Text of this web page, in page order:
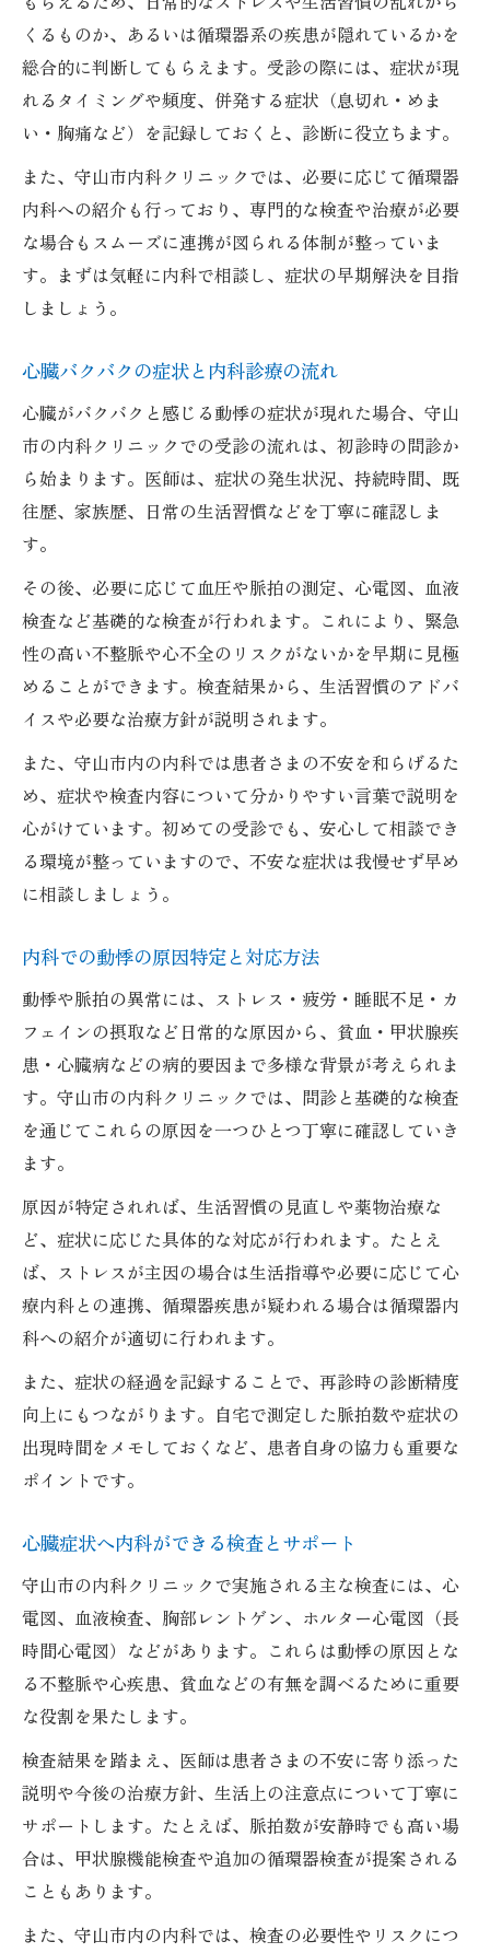
くるものか、あるいは循環器系の疾患が隠れているかを
総合的に判断してもらえます。受診の際には、症状が現
れるタイミングや頻度、併発する症状（息切れ・めま
い・胸痛など）を記録しておくと、診断に役立ちます。
また、守山市内科クリニックでは、必要に応じて循環器
内科への紹介も行っており、専門的な検査や治療が必要
な場合もスムーズに連携が図られる体制が整っていま
す。まずは気軽に内科で相談し、症状の早期解決を目指
しましょう。
心臓バクバクの症状と内科診療の流れ
心臓がバクバクと感じる動悸の症状が現れた場合、守山
市の内科クリニックでの受診の流れは、初診時の問診か
ら始まります。医師は、症状の発生状況、持続時間、既
往歴、家族歴、日常の生活習慣などを丁寧に確認しま
す。
その後、必要に応じて血圧や脈拍の測定、心電図、血液
検査など基礎的な検査が行われます。これにより、緊急
性の高い不整脈や心不全のリスクがないかを早期に見極
めることができます。検査結果から、生活習慣のアドバ
イスや必要な治療方針が説明されます。
また、守山市内の内科では患者さまの不安を和らげるた
め、症状や検査内容について分かりやすい言葉で説明を
心がけています。初めての受診でも、安心して相談でき
る環境が整っていますので、不安な症状は我慢せず早め
に相談しましょう。
内科での動悸の原因特定と対応方法
動悸や脈拍の異常には、ストレス・疲労・睡眠不足・カ
フェインの摂取など日常的な原因から、貧血・甲状腺疾
患・心臓病などの病的要因まで多様な背景が考えられま
す。守山市の内科クリニックでは、問診と基礎的な検査
を通じてこれらの原因を一つひとつ丁寧に確認していき
ます。
原因が特定されれば、生活習慣の見直しや薬物治療な
ど、症状に応じた具体的な対応が行われます。たとえ
ば、ストレスが主因の場合は生活指導や必要に応じて心
療内科との連携、循環器疾患が疑われる場合は循環器内
科への紹介が適切に行われます。
また、症状の経過を記録することで、再診時の診断精度
向上にもつながります。自宅で測定した脈拍数や症状の
出現時間をメモしておくなど、患者自身の協力も重要な
ポイントです。
心臓症状へ内科ができる検査とサポート
守山市の内科クリニックで実施される主な検査には、心
電図、血液検査、胸部レントゲン、ホルター心電図（長
時間心電図）などがあります。これらは動悸の原因とな
る不整脈や心疾患、貧血などの有無を調べるために重要
な役割を果たします。
検査結果を踏まえ、医師は患者さまの不安に寄り添った
説明や今後の治療方針、生活上の注意点について丁寧に
サポートします。たとえば、脈拍数が安静時でも高い場
合は、甲状腺機能検査や追加の循環器検査が提案される
こともあります。
また、守山市内の内科では、検査の必要性やリスクにつ